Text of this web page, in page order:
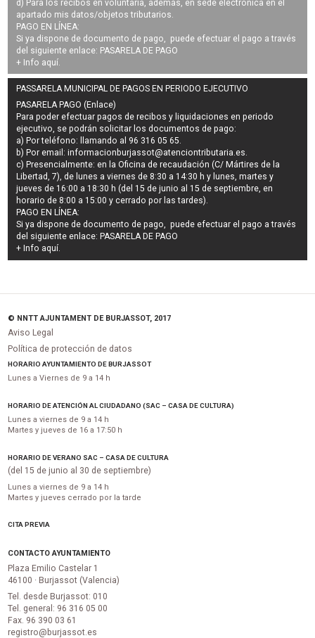
d) Para los recibos en voluntaria, además, en sede electrónica en el
apartado mis datos/objetos tributarios.
PAGO EN LÍNEA:
Si ya dispone de documento de pago, puede efectuar el pago a través
del siguiente enlace: PASARELA DE PAGO
+ Info aquí.
PASSARELA MUNICIPAL DE PAGOS EN PERIODO EJECUTIVO
PASARELA PAGO (Enlace)
Para poder efectuar pagos derecibos y liquidaciones en periodo
ejecutivo, se podrán solicitar los documentos de pago:
a) Por teléfono: llamando al 96 316 05 65.
b) Por email:informacionburjassot@atenciontributaria.es.
c) Presencialmente: en la Oficina de recaudación (C/ Mártires de la
Libertad, 7), de lunes a viernes de 8:30 a 14:30 h y lunes, martes y
jueves de 16:00 a 18:30 h (del 15 de junio al 15 de septiembre, en
horario de 8:00 a 15:00 y cerrado por las tardes).
PAGO EN LÍNEA:
Si ya dispone de documento de pago, puede efectuar el pago a través
del siguiente enlace: PASARELA DE PAGO
+ Info aquí.
© NNTT AJUNTAMENT DE BURJASSOT, 2017
Aviso Legal
Política de protección de datos
HORARIO AYUNTAMIENTO DE BURJASSOT
Lunes a Viernes de 9 a 14 h
HORARIO DE ATENCIÓN AL CIUDADANO (SAC – CASA DE CULTURA)
Lunes a viernes de 9 a 14 h
Martes y jueves de 16 a 17:50 h
HORARIO DE VERANO SAC – CASA DE CULTURA
(del 15 de junio al 30 de septiembre)
Lunes a viernes de 9 a 14 h
Martes y jueves cerrado por la tarde
CITA PREVIA
CONTACTO AYUNTAMIENTO
Plaza Emilio Castelar 1
46100 · Burjassot (Valencia)
Tel. desde Burjassot: 010
Tel. general: 96 316 05 00
Fax. 96 390 03 61
registro@burjassot.es